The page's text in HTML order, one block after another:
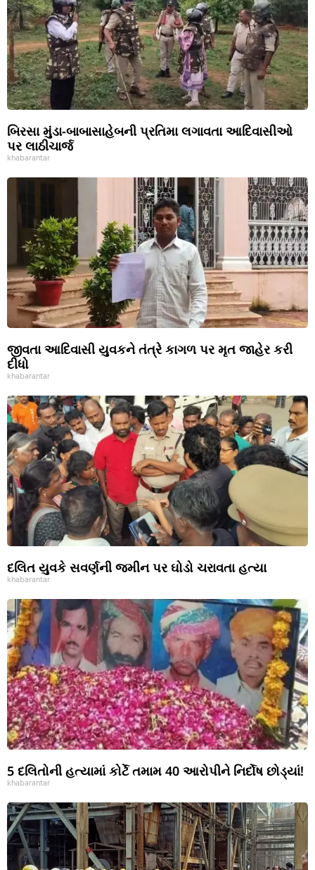
બિરસા મુંડા-બાબાસાહેબની પ્રતિમા લગાવતા આદિવાસીઓ
પર લાઠીચાર્જ
khabarantar
જીવતા આદિવાસી યુવકને તંત્રે કાગળ પર મૃત જાહેર કરી
દીધો
khabarantar
દલિત યુવકે સવર્ણની જમીન પર ઘોડો ચરાવતા હત્યા
khabarantar
5 દલિતોની હત્યામાં કોર્ટે તમામ 40 આરોપીને નિર્દોષ છોડ્યાં!
khabarantar